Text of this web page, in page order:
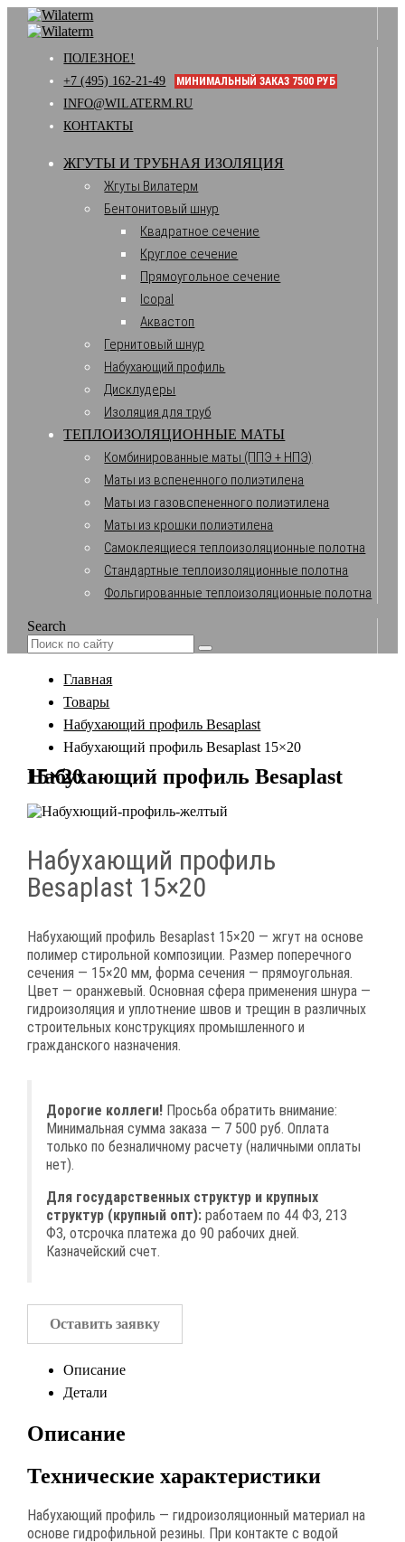
ПОЛЕЗНОЕ!
+7 (495) 162-21-49
МИНИМАЛЬНЫЙ ЗАКАЗ 7500 РУБ
INFO@WILATERM.RU
КОНТАКТЫ
ЖГУТЫ И ТРУБНАЯ ИЗОЛЯЦИЯ
Жгуты Вилатерм
Бентонитовый шнур
Квадратное сечение
Круглое сечение
Прямоугольное сечение
Icopal
Аквастоп
Гернитовый шнур
Набухающий профиль
Дисклудеры
Изоляция для труб
ТЕПЛОИЗОЛЯЦИОННЫЕ МАТЫ
Комбинированные маты (ППЭ + НПЭ)
Маты из вспененного полиэтилена
Маты из газовспененного полиэтилена
Маты из крошки полиэтилена
Самоклеящиеся теплоизоляционные полотна
Стандартные теплоизоляционные полотна
Фольгированные теплоизоляционные полотна
Search
Главная
Товары
Набухающий профиль Besaplast
Набухающий профиль Besaplast 15×20
Набухающий профиль Besaplast 15×20
Набухающий профиль
Besaplast 15×20
Набухающий профиль Besaplast 15×20 — жгут на основе
полимер стирольной композиции. Размер поперечного
сечения — 15×20 мм, форма сечения — прямоугольная.
Цвет — оранжевый. Основная сфера применения шнура —
гидроизоляция и уплотнение швов и трещин в различных
строительных конструкциях промышленного и
гражданского назначения.
Дорогие коллеги! Просьба обратить внимание:
Минимальная сумма заказа — 7 500 руб. Оплата
только по безналичному расчету (наличными оплаты
нет).
Для государственных структур и крупных
структур (крупный опт): работаем по 44 ФЗ, 213
ФЗ, отсрочка платежа до 90 рабочих дней.
Казначейский счет.
Оставить заявку
Описание
Детали
Описание
Технические характеристики
Набухающий профиль — гидроизоляционный материал на
основе гидрофильной резины. При контакте с водой